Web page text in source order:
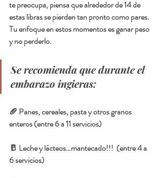
te preocupa, piensa que alrededor de 14 de
estas libras se pierden tan pronto como pares.
Tu enfoque en estos momentos es ganar peso
y no perderlo.
Se recomienda que durante el
embarazo ingieras:
🥖 Panes, cereales, pasta y otros granos
enteros (entre 6 a 11 servicios)
🥛 Leche y lácteos…mantecado!!!  (entre 4 a
6 servicios)